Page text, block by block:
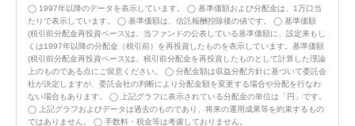
1997年以降のデータを表示しています。
基準価額および分配金は、1万口当
たりで表示しています。
基準価額は、信託報酬控除後の値です。
基準価額
(税引前分配金再投資ベース)は、当ファンドの公表している基準価額に、設定来もし
くは1997年以降の分配金（税引前）を再投資したものを表示しています。基準価額
(税引前分配金再投資ベース)は、税引前分配金を再投資したものとして計算した理論
上のものである点にご留意ください。
分配金額は収益分配方針に基づいて委託会
社が決定しますが、委託会社の判断により分配金額を変更する場合や分配を行なわ
ない場合もあります。
上記グラフに表示されている分配金の単位は「円」です。
上記グラフおよびデータは過去のものであり、将来の運用成果等を約束するもの
ではありません。
手数料・税金等は考慮しておりません。